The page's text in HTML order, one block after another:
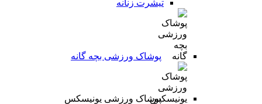
تیشرت زنانه
پوشاک ورزشی بچه گانه
پوشاک ورزشی یونیسکس